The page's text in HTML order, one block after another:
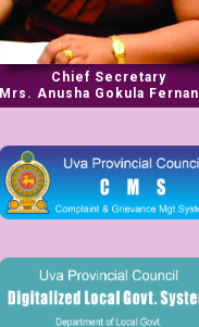
Chief Secretary
Mrs. Anusha Gokula